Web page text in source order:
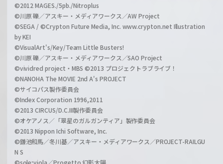
©2012 MAGES./5pb./Nitroplus
©川原 礫／アスキー・メディアワークス／AW Project
©SEGA / ©Crypton Future Media, Inc. www.crypton.net Illustration
by KEI
©VisualArt's/Key/Team Little Busters!
©川原 礫／アスキー・メディアワークス／SAO Project
©vividred project・MBS ©2013 プロジェクトラブライブ！
©NANOHA The MOVIE 2nd A's PROJECT
©サイコパス製作委員会
©Index Corporation 1996,2011
©2013 CIRCUS/D.C.III製作委員会
©オケアノス／「翠星のガルガンティア」製作委員会
©2013 Nippon Ichi Software, Inc.
©鎌池和馬／冬川基／アスキー・メディアワークス／PROJECT-RAILGU
N S
©sole;viola／Progetto 幻影太陽